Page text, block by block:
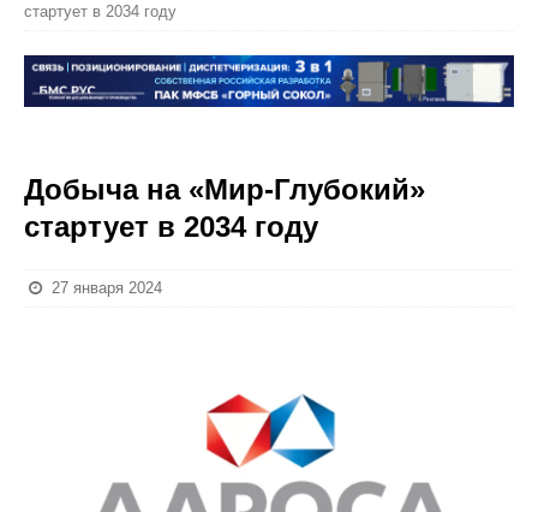
стартует в 2034 году
Добыча на «Мир-Глубокий»
стартует в 2034 году
27 января 2024